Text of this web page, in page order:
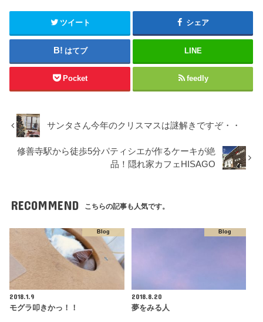
ツイート シェア
はてブ LINE
Pocket feedly
サンタさん今年のクリスマスは謎解きですぞ・・
修善寺駅から徒歩5分パティシエが作るケーキが絶
品！隠れ家カフェHISAGO
RECOMMEND こちらの記事も人気です。
Blog
2018.1.9
モグラ叩きかっ！！
Blog
2018.8.20
夢をみる人